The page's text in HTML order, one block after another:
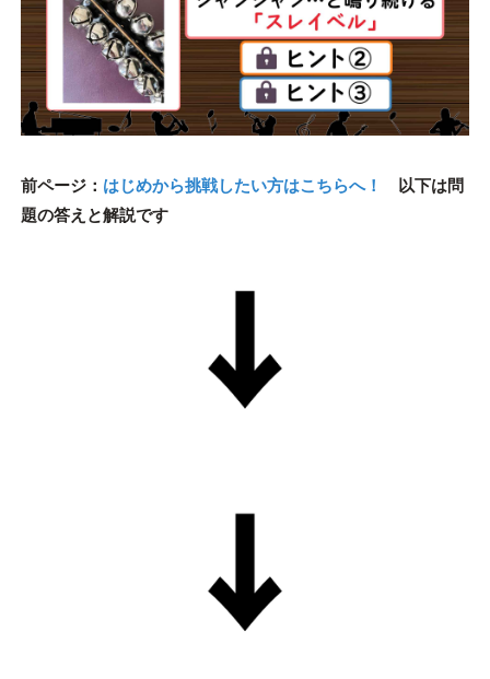
前ページ： はじめから挑戦したい方はこちらへ！
以下は問
題の答えと解説です